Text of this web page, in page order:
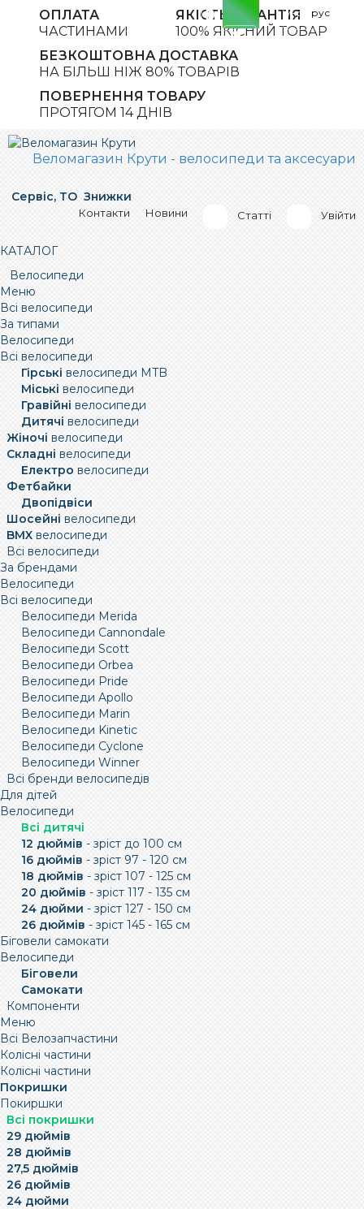
ОПЛАТА
ЧАСТИНАМИ
ЯКІСТЬ ГАРАНТІЯ
100% ЯКІСНИЙ ТОВАР
БЕЗКОШТОВНА ДОСТАВКА
НА БІЛЬШ НІЖ 80% ТОВАРІВ
ПОВЕРНЕННЯ ТОВАРУ
ПРОТЯГОМ 14 ДНІВ
Веломагазин Крути - велосипеди та аксесуари
Сервіс, ТО Знижки
Контакти Новини Статті Увійти
КАТАЛОГ
Велосипеди
Меню
Всі велосипеди
За типами
Велосипеди
Всі велосипеди
Гірські велосипеди MTB
Міські велосипеди
Гравійні велосипеди
Дитячі велосипеди
Жіночі велосипеди
Складні велосипеди
Електро велосипеди
Фетбайки
Двопідвіси
Шосейні велосипеди
BMX велосипеди
Всі велосипеди
За брендами
Велосипеди
Всі велосипеди
Велосипеди Merida
Велосипеди Cannondale
Велосипеди Scott
Велосипеди Orbea
Велосипеди Pride
Велосипеди Apollo
Велосипеди Marin
Велосипеди Kinetic
Велосипеди Cyclone
Велосипеди Winner
Всі бренди велосипедів
Для дітей
Велосипеди
Всі дитячі
12 дюймів - зріст до 100 см
16 дюймів - зріст 97 - 120 см
18 дюймів - зріст 107 - 125 см
20 дюймів - зріст 117 - 135 см
24 дюйми - зріст 127 - 150 см
26 дюймів - зріст 145 - 165 см
Біговели самокати
Велосипеди
Біговели
Самокати
Компоненти
Меню
Всі Велозапчастини
Колісні частини
Колісні частини
Покришки
Покиршки
Всі покришки
29 дюймів
28 дюймів
27,5 дюймів
26 дюймів
24 дюйми
0
0
знижка
укр | рус